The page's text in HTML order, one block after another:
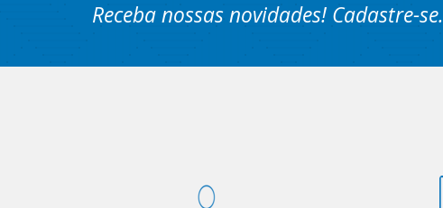
Receba nossas novidades! Cadastre-se.